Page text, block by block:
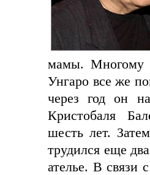
мамы. Многому
Унгаро все же
через год он
Кристобаля
шесть лет.
трудился еще
ателье. В связи